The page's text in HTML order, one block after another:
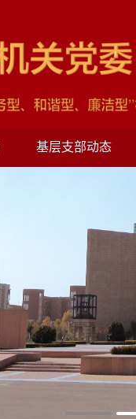
基层支部动态